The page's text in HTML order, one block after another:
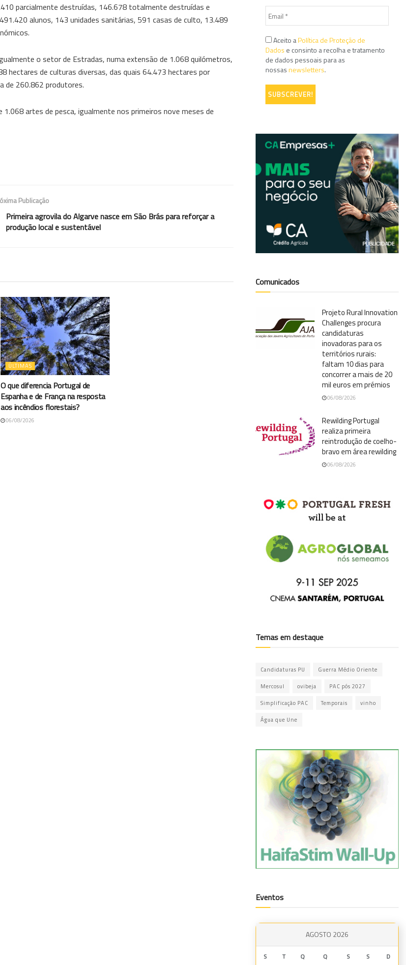
parcialmente destruídas, 146.678 totalmente destruídas e
alunos, 143 unidades sanitárias, 591 casas de culto, 13.489
o setor de Estradas, numa extensão de 1.068 quilómetros,
de culturas diversas, das quais 64.473 hectares por
de 260.862 produtores.
artes de pesca, igualmente nos primeiros nove meses de
Publicação
Primeira agrovila do Algarve nasce em São Brás para reforçar a
produção local e sustentável
ÚLTIMAS
O que diferencia Portugal de
Espanha e de França na resposta
aos incêndios florestais?
06/08/2026
Aceito aPolítica de Proteção de
Dados e consinto a recolha e tratamento
de dados pessoais para as
nossasnewsletters.
Comunicados
Projeto Rural Innovation
Challenges procura
candidaturas
inovadoras para os
territórios rurais:
faltam 10 dias para
concorrer a mais de 20
mil euros em prémios
06/08/2026
Rewilding Portugal
realiza primeira
reintrodução de coelho-
bravo em área rewilding
06/08/2026
Temas em destaque
Candidaturas PU Guerra Médio Oriente
Mercosul ovibeja PAC pós 2027
Simplificação PAC Temporais vinho
Água que Une
Eventos
AGOSTO 2026
S T Q Q S S D